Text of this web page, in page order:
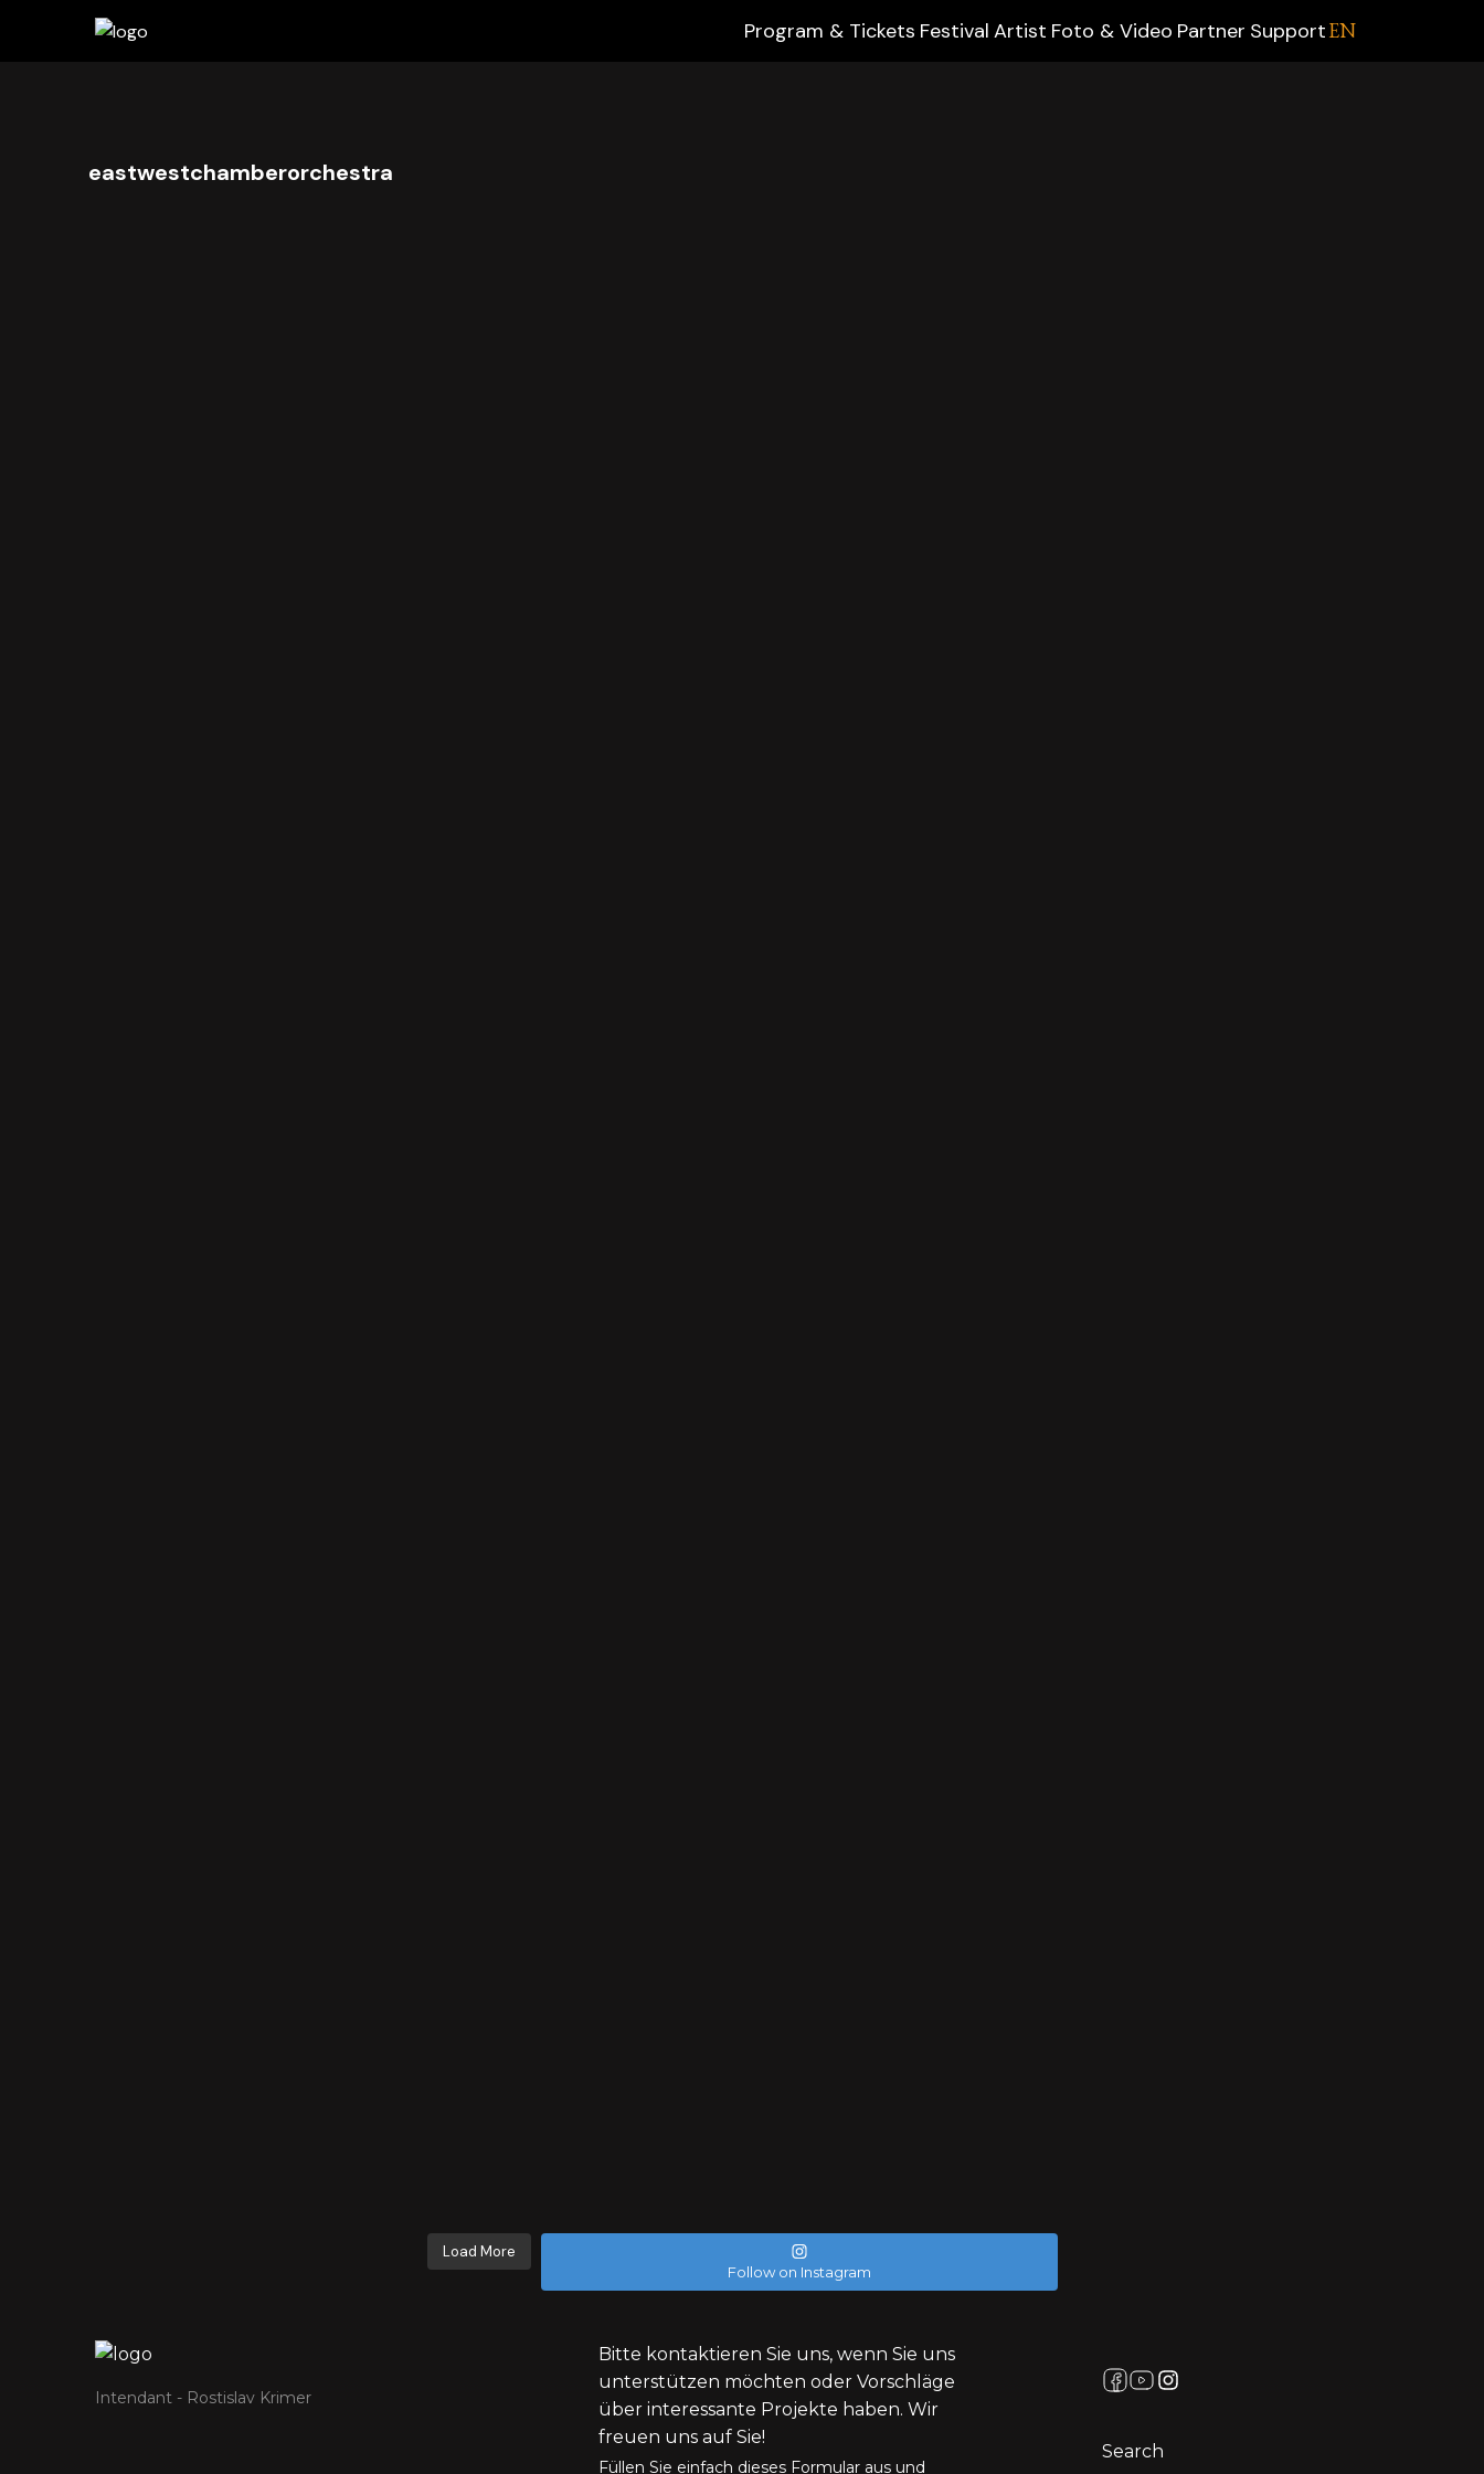
Program & Tickets Festival Artist Foto & Video Partner SupportEN
eastwestchamberorchestra
Load More
Follow on Instagram
Intendant - Rostislav Krimer
Bitte kontaktieren Sie uns, wenn Sie uns
unterstützen möchten oder Vorschläge
über interessante Projekte haben. Wir
freuen uns auf Sie!
Füllen Sie einfach dieses Formular aus und
Search